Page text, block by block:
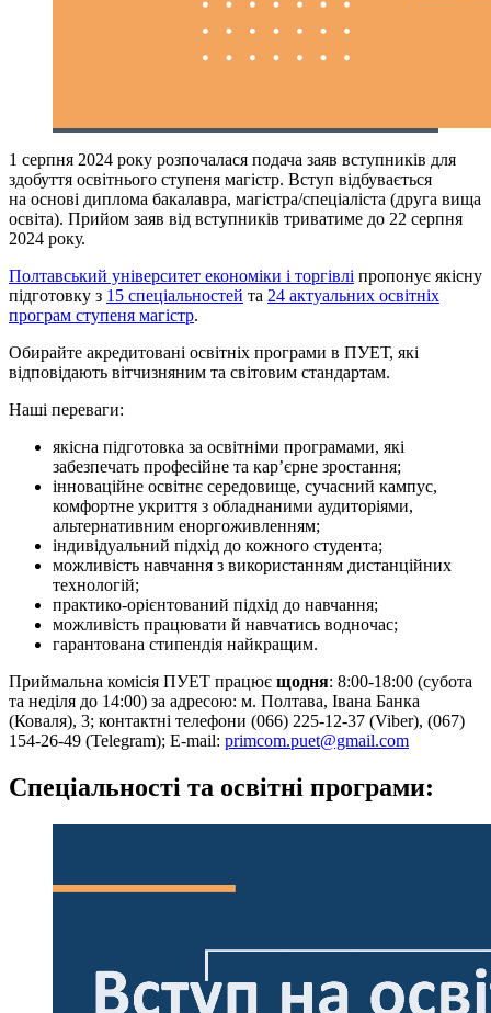
1 серпня 2024 року розпочалася подача заяв вступників для
здобуття освітнього ступеня магістр. Вступ відбувається
на основі диплома бакалавра, магістра/спеціаліста (друга вища
освіта). Прийом заяв від вступників триватиме до 22 серпня
2024 року.
Полтавський університет економіки і торгівлі пропонує якісну
підготовку з 15 спеціальностей та 24 актуальних освітніх
програм ступеня магістр.
Обирайте акредитовані освітніх програми в ПУЕТ, які
відповідають вітчизняним та світовим стандартам.
Наші переваги:
якісна підготовка за освітніми програмами, які
забезпечать професійне та кар’єрне зростання;
інноваційне освітнє середовище, сучасний кампус,
комфортне укриття з обладнаними аудиторіями,
альтернативним еноргоживленням;
індивідуальний підхід до кожного студента;
можливість навчання з використанням дистанційних
технологій;
практико-орієнтований підхід до навчання;
можливість працювати й навчатись водночас;
гарантована стипендія найкращим.
Приймальна комісія ПУЕТ працює щодня: 8:00-18:00 (субота
та неділя до 14:00) за адресою: м. Полтава, Івана Банка
(Коваля), 3; контактні телефони (066) 225-12-37 (Viber), (067)
154-26-49 (Telegram); E-mail: primcom.puet@gmail.com
Спеціальності та освітні програми: